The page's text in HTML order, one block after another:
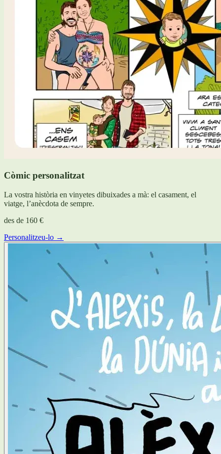
Còmic personalitzat
La vostra història en vinyetes dibuixades a mà: el casament, el
viatge, l’anècdota de sempre.
des de 160 €
Personalitzeu-lo →